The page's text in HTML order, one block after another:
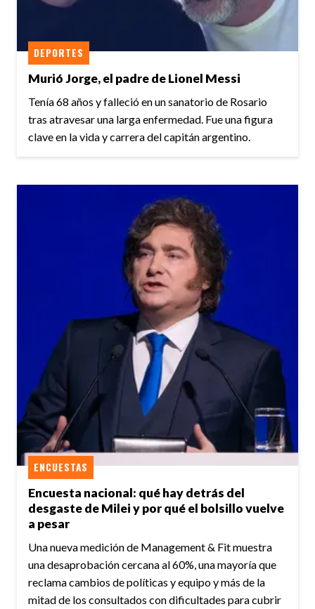
Murió Jorge, el padre de Lionel Messi
DEPORTES
Tenía 68 años y falleció en un sanatorio de Rosario
tras atravesar una larga enfermedad. Fue una figura
clave en la vida y carrera del capitán argentino.
Encuesta nacional: qué hay detrás del
desgaste de Milei y por qué el bolsillo vuelve
a pesar
ENCUESTAS
Una nueva medición de Management & Fit muestra
una desaprobación cercana al 60%, una mayoría que
reclama cambios de políticas y equipo y más de la
mitad de los consultados con dificultades para cubrir